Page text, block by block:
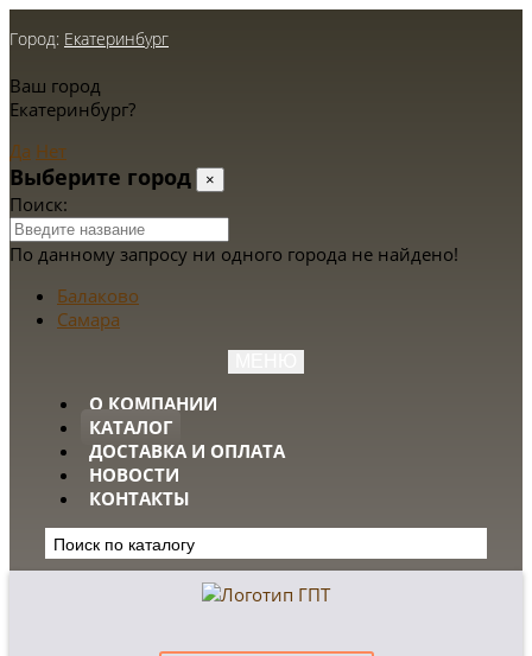
Город: Екатеринбург
Ваш город
Екатеринбург?
Да Нет
Выберите город ×
Поиск:
По данному запросу ни одного города не найдено!
Балаково
Самара
О КОМПАНИИ
КАТАЛОГ
ДОСТАВКА И ОПЛАТА
НОВОСТИ
КОНТАКТЫ